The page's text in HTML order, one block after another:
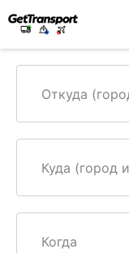
Откуда
Куда (город
Когда